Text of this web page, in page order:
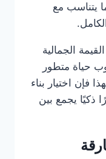
يتناسب مع
الجمالية
حياة متطور
فإن اختيار بناء
ذكيًا يجمع بين